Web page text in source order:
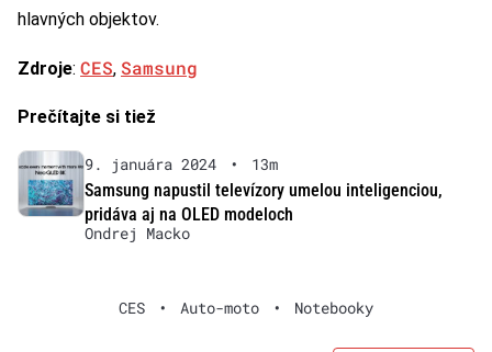
hlavných objektov.
Zdroje: CES, Samsung
Prečítajte si tiež
9. januára 2024 •
13m
Samsung napustil televízory umelou inteligenciou,
pridáva aj na OLED modeloch
Ondrej Macko
CES • Auto-moto • Notebooky